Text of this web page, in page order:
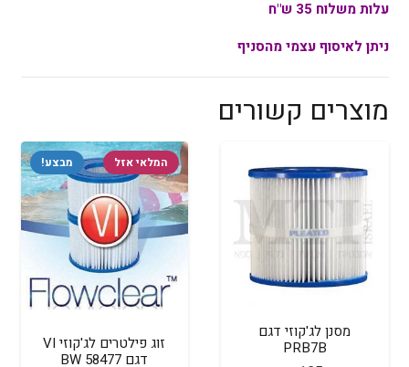
עלות משלוח 35 ש"ח
ניתן לאיסוף עצמי מהסניף
מוצרים קשורים
מסנן לג'קוזי דגם
PRB7B
מבצע! המלאי אזל
זוג פילטרים לג'קוזי VI
דגם BW 58477